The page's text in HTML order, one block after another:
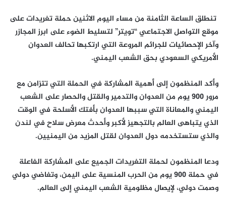
تنطلق الساعة الثامنة من مساء اليوم الاثنين حملة تغريدات على
موقع التواصل الاجتماعي “تويتر” لتسليط الضوء على ابرز المجازر
وآخر الإحصائيات للجرائم المروعة التي ارتكبها تحالف العدوان
الأمريكي السعودي بحق الشعب اليمني.
وأكد المنظمون إلى أهمية المشاركة في الحملة التي تتزامن مع
مرور 900 يوم من العدوان والتدمير والقتل والحصار على الشعب
اليمني والمعاناة التي سببها العدوان بأفتك الأسلحة في الوقت
الذي يتباهى العالم بالتجهيز لأكبر وأحدث معرض سلاح في لندن
والذي ستستخدمه دول العدوان لقتل المزيد من اليمنيين.
ودعا المنظمون لحملة التغريدات الجميع على المشاركة الفاعلة
في حملة 900 يوم من الحرب المنسية على اليمن، وتغاضي دولي
وصمت دولي، لإيصال مظلومية الشعب اليمني إلى العالم.